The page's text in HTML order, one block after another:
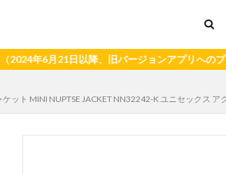
21日以降、旧バージョンアプリへのプッシュ通
ット MINI NUPTSE JACKET NN32242-K ユニセックス ア